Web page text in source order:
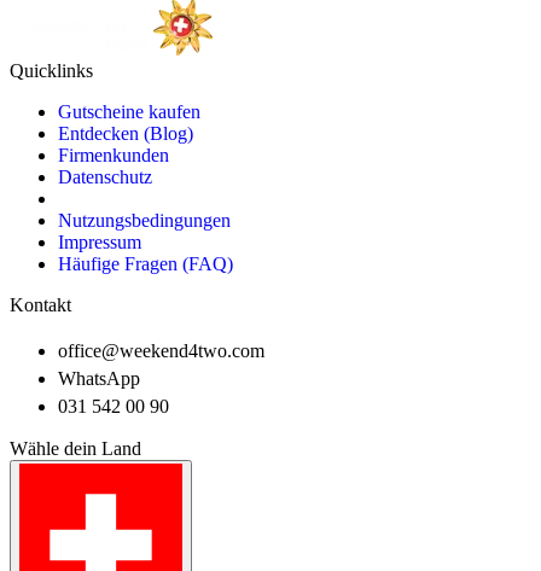
Quicklinks
Gutscheine kaufen
Entdecken (Blog)
Firmenkunden
Datenschutz
Nutzungsbedingungen
Impressum
Häufige Fragen (FAQ)
Kontakt
office@weekend4two.com
WhatsApp
031 542 00 90
Wähle dein Land